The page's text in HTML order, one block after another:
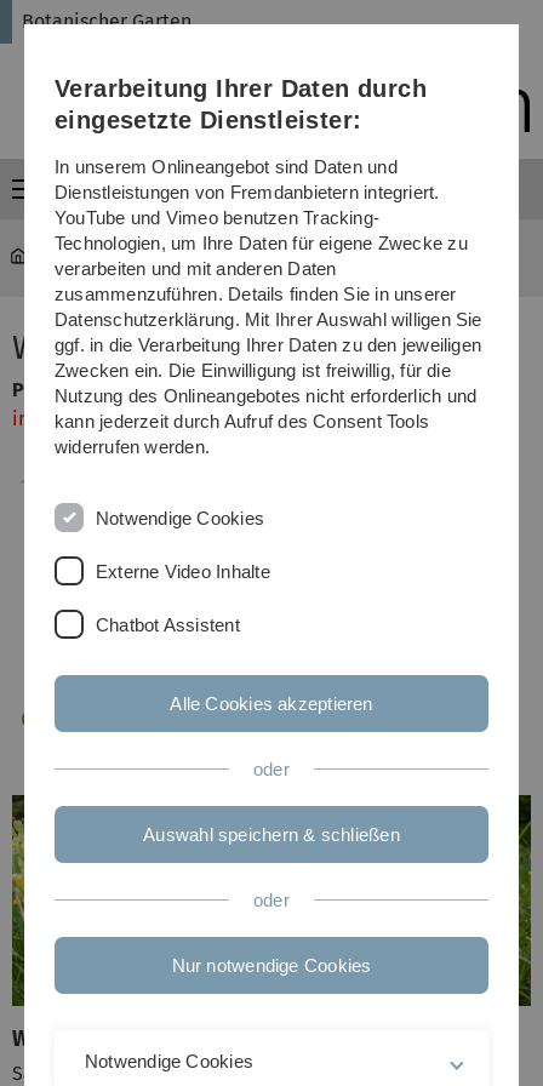
Direkt
Direkt
Direkt
(Sprache,
Drucken,
Media)
Direkt
Direkt
Botanischer Garten
Menü
...
Wiesen-Schlüsselblume
Primula veris(Primulaceae)
in Deutschland besonders geschützte Art
Wirk- und Inhaltsstoffe
Saponine
Verarbeitung Ihrer Daten durch
eingesetzte Dienstleister:
In unserem Onlineangebot sind Daten und
Dienstleistungen von Fremdanbietern integriert.
YouTube und Vimeo benutzen Tracking-
Technologien, um Ihre Daten für eigene Zwecke zu
verarbeiten und mit anderen Daten
zusammenzuführen. Details finden Sie in unserer
Datenschutzerklärung. Mit Ihrer Auswahl willigen Sie
ggf. in die Verarbeitung Ihrer Daten zu den jeweiligen
Zwecken ein. Die Einwilligung ist freiwillig, für die
Nutzung des Onlineangebotes nicht erforderlich und
kann jederzeit durch Aufruf des Consent Tools
widerrufen werden.
Notwendige Cookies
Externe Video Inhalte
Chatbot Assistent
Alle Cookies akzeptieren
oder
Auswahl speichern & schließen
oder
Nur notwendige Cookies
Notwendige Cookies